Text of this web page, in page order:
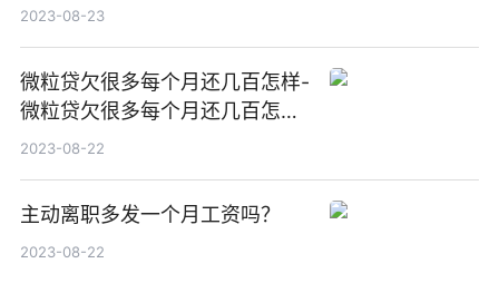
2023-08-23
微粒贷欠很多每个月还几百怎样-
微粒贷欠很多每个月还几百怎样
还最划算
2023-08-22
主动离职多发一个月工资吗？
2023-08-22